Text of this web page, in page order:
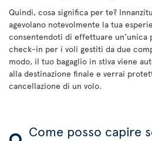
Quindi, cosa significa per te?
agevolano notevolmente la tua
consentendoti di effettuare un'unica
check-in per i voli gestiti da due
modo, il tuo bagaglio in stiva viene
alla destinazione finale e verrai
cancellazione di un volo.
Come posso capire